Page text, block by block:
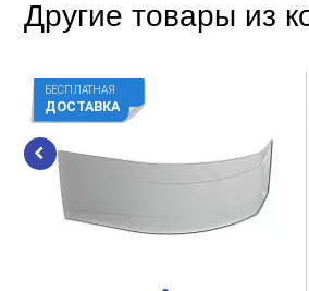
Другие товары из
БЕСПЛАТНАЯ
ДОСТАВКА